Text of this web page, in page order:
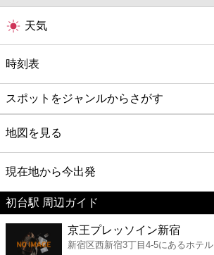
天気
時刻表
スポットをジャンルからさがす
グルメ
映画
美容
コンビニ
地図を見る
現在地から今出発
初台駅 周辺ガイド
京王プレッソイン新宿
新宿区西新宿3丁目4-5にあるホテル